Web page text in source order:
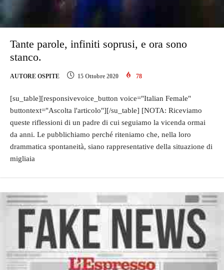
Tante parole, infiniti soprusi, e ora sono
stanco.
AUTORE OSPITE 15 Ottobre 2020 78
[su_table][responsivevoice_button voice="Italian Female"
buttontext="Ascolta l'articolo"][/su_table] [NOTA: Riceviamo
queste riflessioni di un padre di cui seguiamo la vicenda ormai
da anni. Le pubblichiamo perché riteniamo che, nella loro
drammatica spontaneità, siano rappresentative della situazione di
migliaia